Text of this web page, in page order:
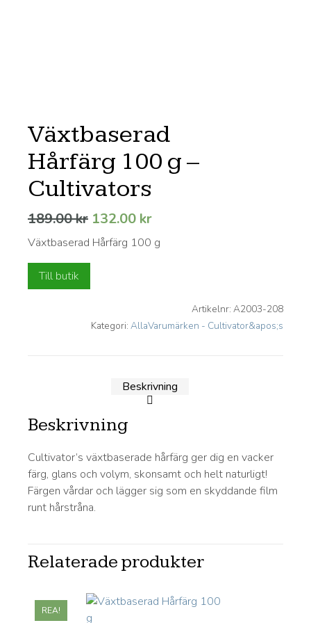
Växtbaserad
Hårfärg 100 g –
Cultivators
189.00kr Det
ursprungliga
priset
132.00 krDet
priset
Växtbaserad Hårfärg 100 g
Till butik
Artikelnr: A2003-208
Kategori: AllaVarumärken - Cultivator&apos;s
Beskrivning
Beskrivning
Cultivator’s växtbaserade hårfärg ger dig en vacker
färg, glans och volym, skonsamt och helt naturligt!
Färgen vårdar och lägger sig som en skyddande film
runt hårstråna.
Relaterade produkter
REA!